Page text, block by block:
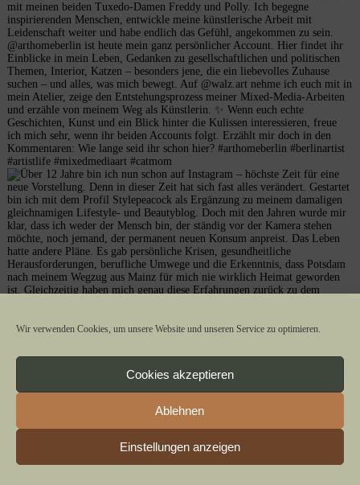
Wir verwenden Cookies, um unsere Website und unseren Service zu optimieren.
Cookies akzeptieren
Ablehnen
Einstellungen anzeigen